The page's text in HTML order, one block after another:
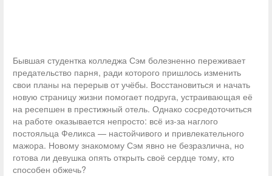
Бывшая студентка колледжа Сэм болезненно переживает
предательство парня, ради которого пришлось изменить
свои планы на перерыв от учёбы. Восстановиться и начать
новую страницу жизни помогает подруга, устраивающая её
на ресепшен в престижный отель. Однако сосредоточиться
на работе оказывается непросто: всё из-за наглого
постояльца Феликса — настойчивого и привлекательного
мажора. Новому знакомому Сэм явно не безразлична, но
готова ли девушка опять открыть своё сердце тому, кто
способен обжечь?